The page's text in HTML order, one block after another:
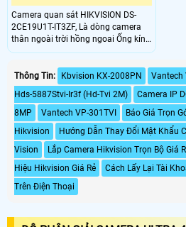
Camera quan sát HIKVISION DS-
2CE19U1T-IT3ZF, Là dòng camera
thân ngoài trời hồng ngoai Ống kính
zoom 2. 7 mm to 13. 5 mm tự động
giải 8
Thông Tin: Kbvision KX-2008PN Vantech
Hds-5887Stvi-Ir3f (Hd-Tvi 2M)
Camera IP
8MP
Vantech VP-301TVI
Báo Giá Trọn
Hikvision
Hướng Dẫn Thay Đổi Mật Khẩu
Vision
Lắp Camera Hikvision Trọn Bộ Giá
Hiệu Hikvision Giá Rẻ
Cách Lấy Lại Tài
Trên Điện Thoại